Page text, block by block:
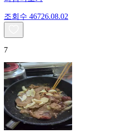
조회수 46726.08.02
7